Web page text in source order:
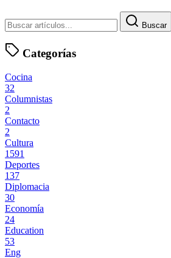
Buscar
Categorías
Cocina
32
Columnistas
2
Contacto
2
Cultura
1591
Deportes
137
Diplomacia
30
Economía
24
Education
53
Eng